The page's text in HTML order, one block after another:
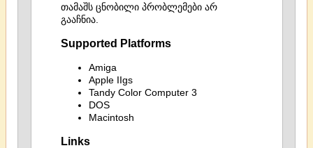
თამაშს ცნობილი პრობლემები არ
გააჩნია.
Supported Platforms
Amiga
Apple IIgs
Tandy Color Computer 3
DOS
Macintosh
Links